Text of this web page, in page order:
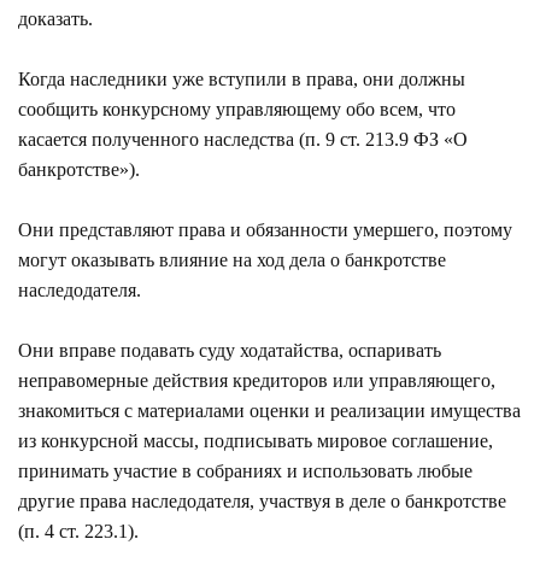
доказать.
Когда наследники уже вступили в права, они должны
сообщить конкурсному управляющему обо всем, что
касается полученного наследства (п. 9 ст. 213.9 ФЗ «О
банкротстве»).
Они представляют права и обязанности умершего, поэтому
могут оказывать влияние на ход дела о банкротстве
наследодателя.
Они вправе подавать суду ходатайства, оспаривать
неправомерные действия кредиторов или управляющего,
знакомиться с материалами оценки и реализации имущества
из конкурсной массы, подписывать мировое соглашение,
принимать участие в собраниях и использовать любые
другие права наследодателя, участвуя в деле о банкротстве
(п. 4 ст. 223.1).